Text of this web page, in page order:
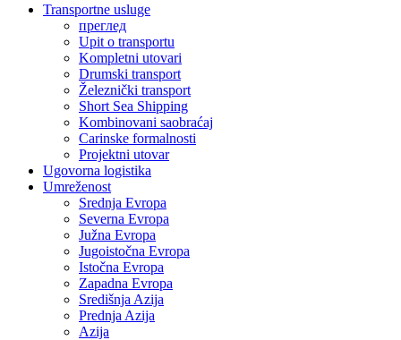
Transportne usluge
преглед
Upit o transportu
Kompletni utovari
Drumski transport
Železnički transport
Short Sea Shipping
Kombinovani saobraćaj
Carinske formalnosti
Projektni utovar
Ugovorna logistika
Umreženost
Srednja Evropa
Severna Evropa
Južna Evropa
Jugoistočna Evropa
Istočna Evropa
Zapadna Evropa
Središnja Azija
Prednja Azija
Azija